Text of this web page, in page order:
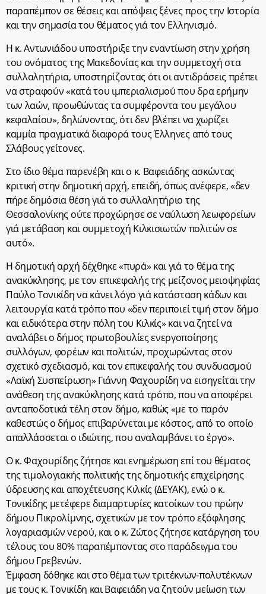
παραπέμπον σε θέσεις και απόψεις ξένες προς την Ιστορία
και την σημασία του θέματος γιά τον Ελληνισμό.
Η κ. Αντωνιάδου υποστήριξε την εναντίωση στην χρήση
του ονόματος της Μακεδονίας και την συμμετοχή στα
συλλαλητήρια, υποστηρίζοντας ότι οι αντιδράσεις πρέπει
να στραφούν «κατά του ιμπεριαλισμού που δρα ερήμην
των λαών, προωθώντας τα συμφέροντα του μεγάλου
κεφαλαίου», δηλώνοντας, ότι δεν βλέπει να χωρίζει
καμμία πραγματικά διαφορά τους Έλληνες από τους
Σλάβους γείτονες.
Στο ίδιο θέμα παρενέβη και ο κ. Βαφειάδης ασκώντας
κριτική στην δημοτική αρχή, επειδή, όπως ανέφερε, «δεν
πήρε δημόσια θέση γιά το συλλαλητήριο της
Θεσσαλονίκης ούτε προχώρησε σε ναύλωση λεωφορείων
γιά μετάβαση και συμμετοχή Κιλκισιωτών πολιτών σε
αυτό».
Η δημοτική αρχή δέχθηκε «πυρά» και γιά το θέμα της
ανακύκλησης, με τον επικεφαλής της μείζονος μειοψηφίας
Παύλο Τονικίδη να κάνει λόγο γιά κατάσταση κάδων και
λειτουργία κατά τρόπο που «δεν περιποιεί τιμή στον δήμο
και ειδικότερα στην πόλη του Κιλκίς» και να ζητεί να
αναλάβει ο δήμος πρωτοβουλίες ενεργοποίησης
συλλόγων, φορέων και πολιτών, προχωρώντας στον
σχετικό σχεδιασμό, και τον επικεφαλής του συνδυασμού
«Λαϊκή Συσπείρωση» Γιάννη Φαχουρίδη να εισηγείται την
ανάθεση της ανακύκλησης κατά τρόπο, που να αποφέρει
ανταποδοτικά τέλη στον δήμο, καθώς «με το παρόν
καθεστώς ο δήμος επιβαρύνεται με κόστος, από το οποίο
απαλλάσσεται ο ιδιώτης, που αναλαμβάνει το έργο».
Ο κ. Φαχουρίδης ζήτησε και ενημέρωση επί του θέματος
της τιμολογιακής πολιτικής της δημοτικής επιχείρησης
ύδρευσης και αποχέτευσης Κιλκίς (ΔΕΥΑΚ), ενώ ο κ.
Τονικίδης μετέφερε διαμαρτυρίες κατοίκων του πρώην
δήμου Πικρολίμνης, σχετικών με τον τρόπο εξόφλησης
λογαριασμών νερού, και ο κ. Ζώτος ζήτησε κατάργηση του
τέλους του 80% παραπέμποντας στο παράδειγμα του
δήμου Γρεβενών.
Έμφαση δόθηκε και στο θέμα των τριτέκνων-πολυτέκνων
με τους κ. Τονικίδη και Βαφειάδη να ζητούν μείωση των